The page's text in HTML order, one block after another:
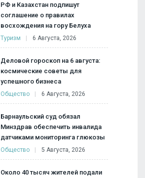
РФ и Казахстан подпишут
соглашение о правилах
восхождения на гору Белуха
Туризм 6 Августа, 2026
Деловой гороскоп на 6 августа:
космические советы для
успешного бизнеса
Общество 6 Августа, 2026
Барнаульский суд обязал
Минздрав обеспечить инвалида
датчиками мониторинга глюкозы
Общество 5 Августа, 2026
Около 40 тысяч жителей подали